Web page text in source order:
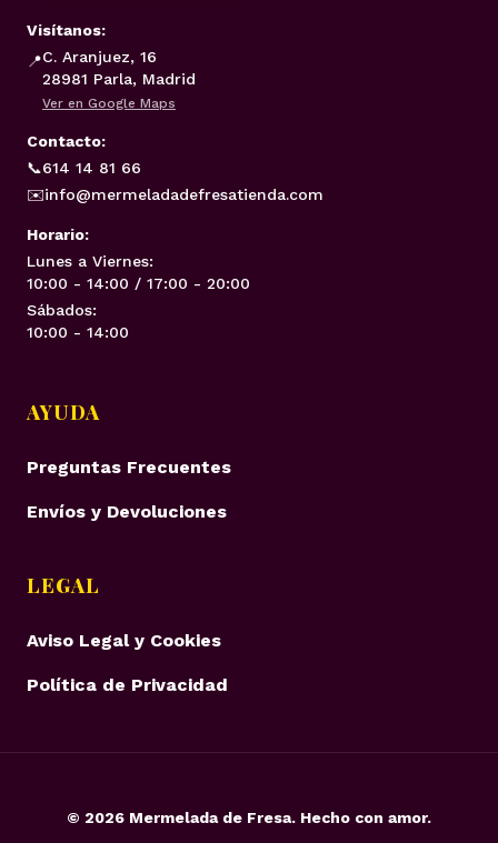
Visítanos:
📍C. Aranjuez, 16
28981 Parla, Madrid
Ver en Google Maps
Contacto:
📞614 14 81 66
✉️info@mermeladadefresatienda.com
Horario:
Lunes a Viernes:
10:00 - 14:00 / 17:00 - 20:00
Sábados:
10:00 - 14:00
AYUDA
Preguntas Frecuentes
Envíos y Devoluciones
LEGAL
Aviso Legal y Cookies
Política de Privacidad
© 2026 Mermelada de Fresa. Hecho con amor.